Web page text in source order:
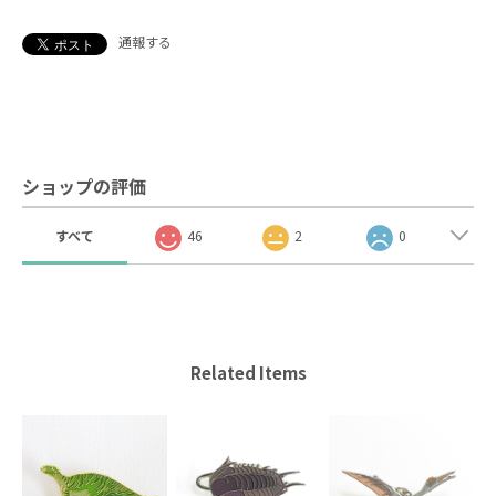
通報する
ショップの評価
すべて 46 2 0
Related Items